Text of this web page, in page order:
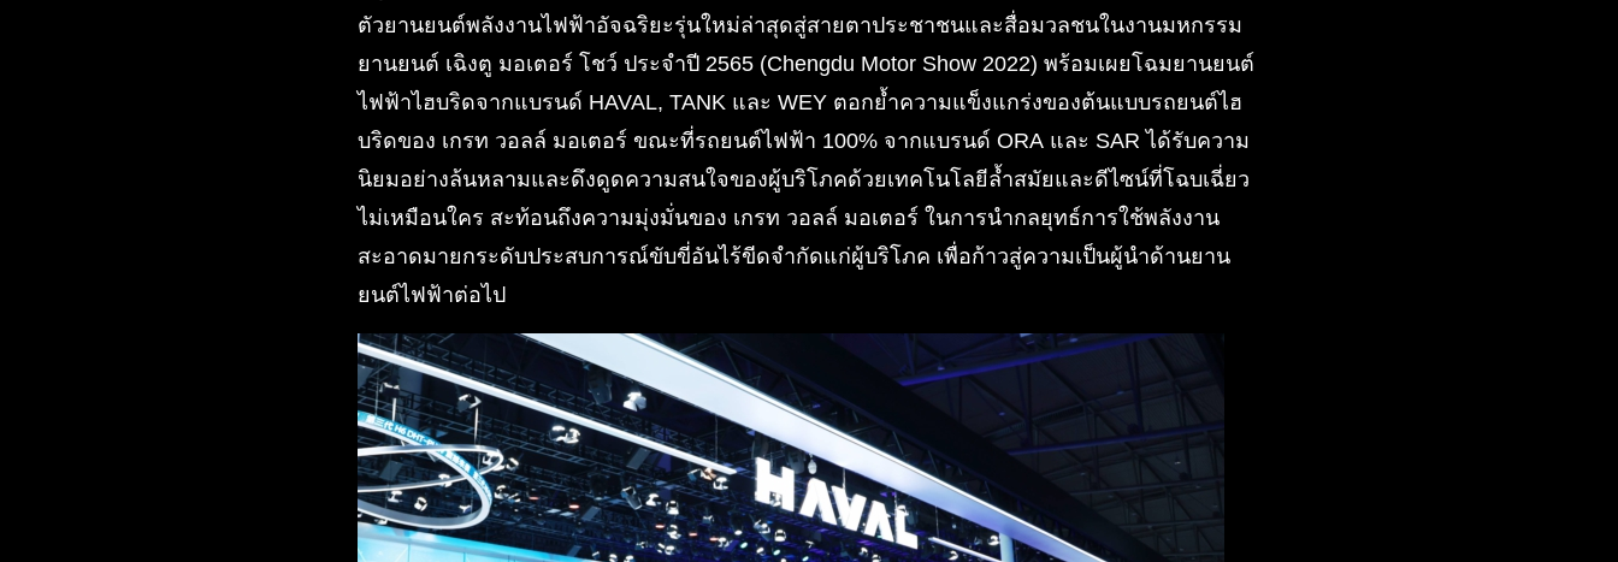
ตัวยานยนต์พลังงานไฟฟ้าอัจฉริยะรุ่นใหม่ล่าสุดสู่สายตาประชาชนและสื่อมวลชนในงานมหกรรม
ยานยนต์ เฉิงตู มอเตอร์ โชว์ ประจำปี 2565 (Chengdu Motor Show 2022) พร้อมเผยโฉมยานยนต์
ไฟฟ้าไฮบริดจากแบรนด์ HAVAL, TANK และ WEY ตอกย้ำความแข็งแกร่งของต้นแบบรถยนต์ไฮ
บริดของ เกรท วอลล์ มอเตอร์ ขณะที่รถยนต์ไฟฟ้า 100% จากแบรนด์ ORA และ SAR ได้รับความ
นิยมอย่างล้นหลามและดึงดูดความสนใจของผู้บริโภคด้วยเทคโนโลยีล้ำสมัยและดีไซน์ที่โฉบเฉี่ยว
ไม่เหมือนใคร สะท้อนถึงความมุ่งมั่นของ เกรท วอลล์ มอเตอร์ ในการนำกลยุทธ์การใช้พลังงาน
สะอาดมายกระดับประสบการณ์ขับขี่อันไร้ขีดจำกัดแก่ผู้บริโภค เพื่อก้าวสู่ความเป็นผู้นำด้านยาน
ยนต์ไฟฟ้าต่อไป